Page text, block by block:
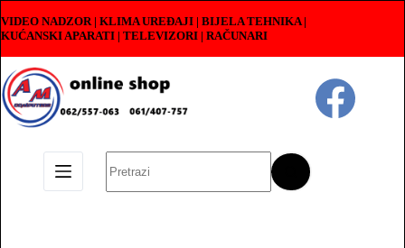
to
content
VIDEO NADZOR | KLIMA UREĐAJI | BIJELA TEHNIKA |
KUĆANSKI APARATI | TELEVIZORI | RAČUNARI
results